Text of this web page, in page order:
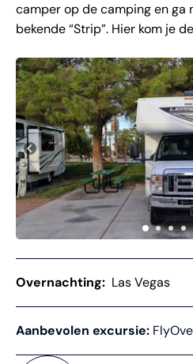
camper op de camping en ga
bekende “Strip”. Hier kom je
Overnachting: Las Vegas
Aanbevolen excursie: